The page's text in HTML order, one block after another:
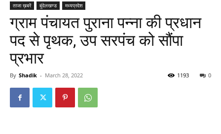
ताजा ख़बरें बुंदेलखण्ड मध्यप्रदेश
ग्राम पंचायत पुराना पन्ना की प्रधान
पद से पृथक, उप सरपंच को सौंपा
प्रभार
By Shadik - March 28, 2022 0
1193